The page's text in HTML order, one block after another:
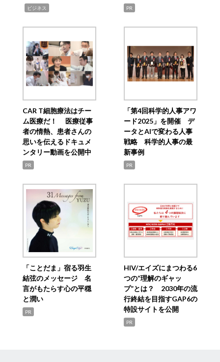
ビジネス PR
CAR T細胞療法はチー
ム医療だ！ 医療従事
者の情熱、患者さんの
思いを伝えるドキュメ
ンタリー動画を公開中
PR
「第4回科学的人事アワ
ード2025」を開催 デ
ータとAIで変わる人事
戦略 科学的人事の最
新事例
PR
「ことだま」宿る羽生
結弦のメッセージ 名
言がもたらす心の平穏
と潤い
PR
HIV/エイズにまつわる6
つの“理解のギャッ
プ”とは？ 2030年の流
行終結を目指すGAP6の
特設サイトを公開
PR